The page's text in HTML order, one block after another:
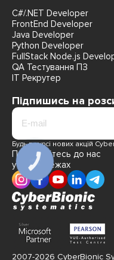
C#/.NET Developer
FrontEnd Developer
Java Developer
Python Developer
FullStack Node.js
QA Тестування ПЗ
IT Рекрутер
Підпишись на
Будь в курсі нових акцій
Приєднуйтесь до нас
у соцмережах
2007-2026 CyberBionic
КНОПКА
ЗВ'ЯЗКУ